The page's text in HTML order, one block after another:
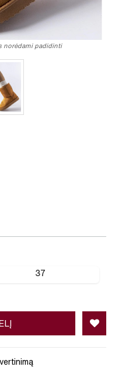
norėdami padidinti
37